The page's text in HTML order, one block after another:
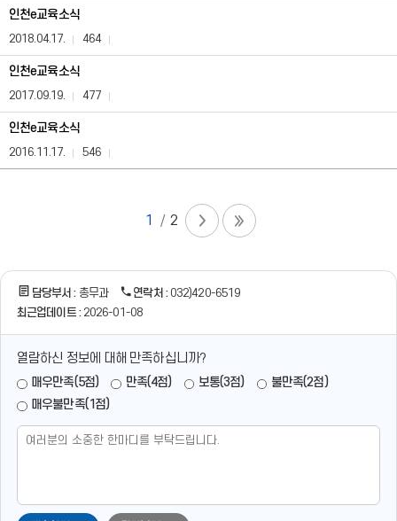
회
수,
첨
부,
담
당
자,
연
락
처
정
다.
인천e교육소식
2018.04.17. 464
인천e교육소식
2017.09.19. 477
인천e교육소식
2016.11.17. 546
1 2
담당부서 : 총무과 연락처 : 032)420-6519
최근업데이트 : 2026-01-08
열람하신 정보에 대해 만족하십니까?
매우만족(5점) 만족(4점) 보통(3점)
불만족(2점)
매우불만족(1점)